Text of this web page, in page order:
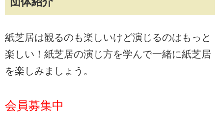
紙芝居は観るのも楽しいけど演じるのはもっと
楽しい！紙芝居の演じ方を学んで一緒に紙芝居
を楽しみましょう。
会員募集中